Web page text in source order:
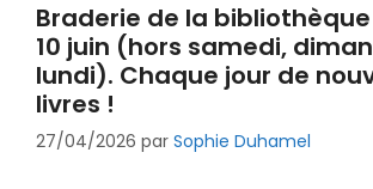
Braderie de la bibliothèque
10 juin (hors samedi,
lundi). Chaque jour de
livres !
27/04/2026 par Sophie Duhamel